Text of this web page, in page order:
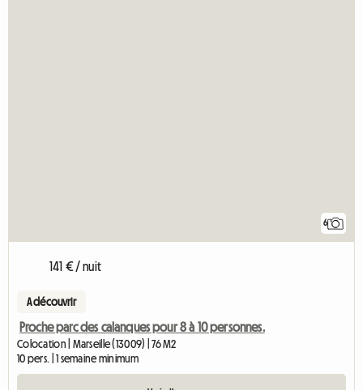
6
141 € / nuit
A découvrir
Proche parc des calanques pour 8 à 10 personnes.
Colocation | Marseille (13009) | 76 M2
10 pers. | 1 semaine minimum